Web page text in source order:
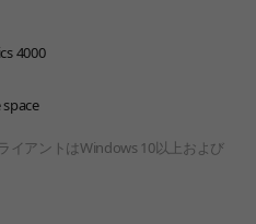
4000
イアントはWindows 10以上および